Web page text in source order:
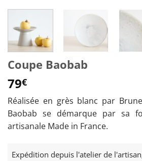
Coupe Baobab
79€
Réalisée en grès blanc par
Baobab se démarque par sa
artisanale Made in France.
Expédition depuis l'atelier de